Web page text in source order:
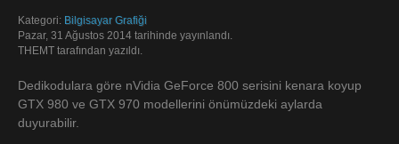
Kategori: Bilgisayar Grafiği
Pazar, 31 Ağustos 2014 tarihinde yayınlandı.
THEMT tarafından yazıldı.
Dedikodulara göre nVidia GeForce 800 serisini kenara koyup
GTX 980 ve GTX 970 modellerini önümüzdeki aylarda
duyurabilir.